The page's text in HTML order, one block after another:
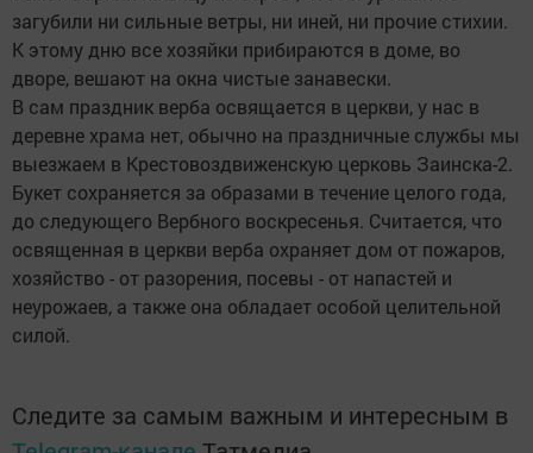
загубили ни сильные ветры, ни иней, ни прочие стихии.
К этому дню все хозяйки прибираются в доме, во
дворе, вешают на окна чистые занавески.
В сам праздник верба освящается в церкви, у нас в
деревне храма нет, обычно на праздничные службы мы
выезжаем в Крестовоздвиженскую церковь Заинска-2.
Букет сохраняется за образами в течение целого года,
до следующего Вербного воскресенья. Считается, что
освященная в церкви верба охраняет дом от пожаров,
хозяйство - от разорения, посевы - от напастей и
неурожаев, а также она обладает особой целительной
силой.
Следите за самым важным и интересным в